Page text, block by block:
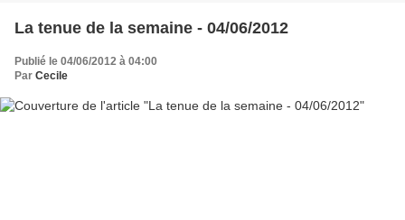
La tenue de la semaine - 04/06/2012
Publié le 04/06/2012 à 04:00
Par Cecile